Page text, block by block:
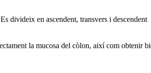
divideix en ascendent, transvers i descendent
la mucosa del còlon, així com obtenir